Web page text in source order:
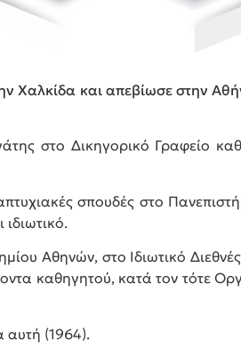
Χαλκίδα και απεβίωσε στην
στο Δικηγορικό Γραφείο
σπουδές στο
Αθηνών, στο Ιδιωτικό
καθηγητού, κατά τον τότε
αυτή (1964).